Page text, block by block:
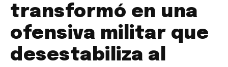
transformó en una
ofensiva militar que
desestabiliza al